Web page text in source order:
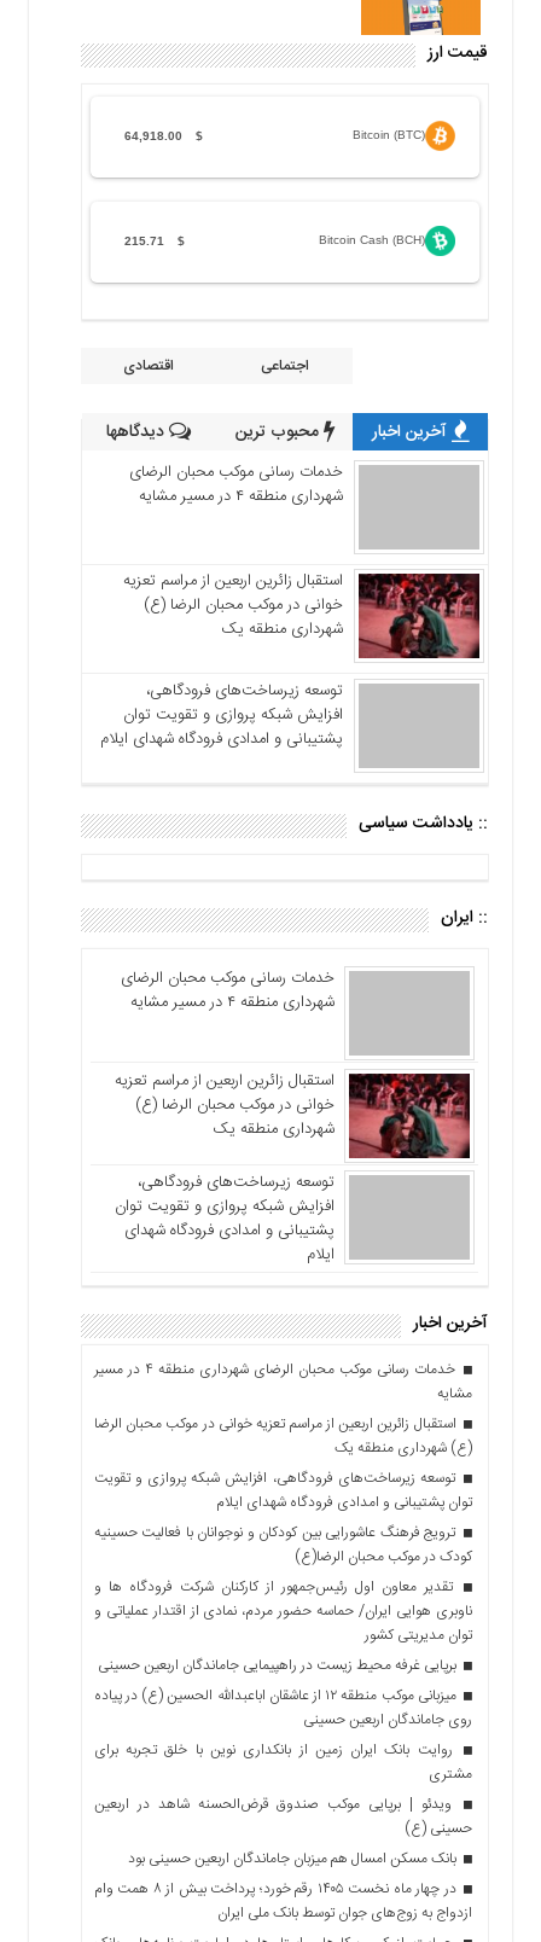
قیمت ارز
Bitcoin (BTC)
$
64,918.00
Bitcoin Cash (BCH)
$
215.71
اجتماعی اقتصادی
آخرین اخبار محبوب ترین دیدگاهها
خدمات رسانی موکب محبان الرضای
شهرداری منطقه ۴ در مسیر مشایه
استقبال زائرین اربعین از مراسم تعزیه
خوانی در موکب محبان الرضا (ع)
شهرداری منطقه یک
توسعه زیرساخت‌های فرودگاهی،
افزایش شبکه پروازی و تقویت توان
پشتیبانی و امدادی فرودگاه شهدای ایلام
:: یادداشت سیاسی
:: ایران
خدمات رسانی موکب محبان الرضای
شهرداری منطقه ۴ در مسیر مشایه
استقبال زائرین اربعین از مراسم تعزیه
خوانی در موکب محبان الرضا (ع)
شهرداری منطقه یک
توسعه زیرساخت‌های فرودگاهی،
افزایش شبکه پروازی و تقویت توان
پشتیبانی و امدادی فرودگاه شهدای
ایلام
آخرین اخبار
خدمات رسانی موکب محبان الرضای شهرداری منطقه ۴ در مسیر
مشایه
استقبال زائرین اربعین از مراسم تعزیه خوانی در موکب محبان الرضا
(ع) شهرداری منطقه یک
توسعه زیرساخت‌های فرودگاهی، افزایش شبکه پروازی و تقویت
توان پشتیبانی و امدادی فرودگاه شهدای ایلام
ترویج فرهنگ عاشورایی بین کودکان و نوجوانان با فعالیت حسینیه
کودک در موکب محبان الرضا(ع)
تقدیر معاون اول رئیس‌جمهور از کارکنان شرکت فرودگاه ها و
ناوبری هوایی ایران/ حماسه حضور مردم، نمادی از اقتدار عملیاتی و
توان مدیریتی کشور
برپایی غرفه محیط زیست در راهپیمایی جاماندگان اربعین حسینی
میزبانی موکب منطقه ۱۲ از عاشقان اباعبدالله الحسین (ع) در پیاده
روی جاماندگان اربعین حسینی
روایت بانک ایران زمین از بانکداری نوین با خلق تجربه برای
مشتری
ویدئو | برپایی موکب صندوق قرض‌الحسنه شاهد در اربعین
حسینی (ع)
بانک مسکن امسال هم میزبان جاماندگان اربعین حسینی بود
در چهار ماه نخست ۱۴۰۵ رقم خورد؛ پرداخت بیش از ۸ همت وام
ازدواج به زوج‌های جوان توسط بانک ملی ایران